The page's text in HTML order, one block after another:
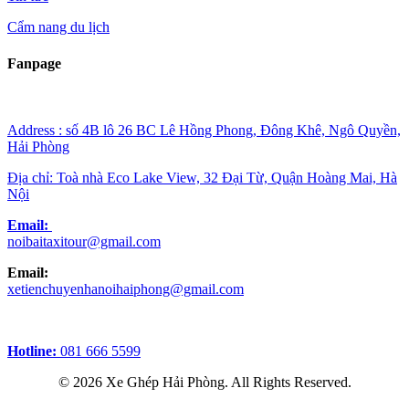
Cẩm nang du lịch
Fanpage
Address : số 4B lô 26 BC Lê Hồng Phong, Đông Khê, Ngô Quyền,
Hải Phòng
Địa chỉ: Toà nhà Eco Lake View, 32 Đại Từ, Quận Hoàng Mai, Hà
Nội
Email:
noibaitaxitour@gmail.com
Email:
xetienchuyenhanoihaiphong@gmail.com
Hotline: 081 666 5599
© 2026 Xe Ghép Hải Phòng. All Rights Reserved.